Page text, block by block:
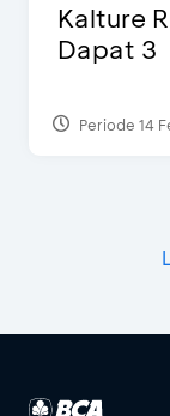
Ekstra
Periode